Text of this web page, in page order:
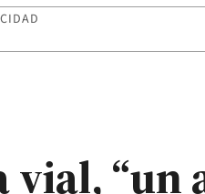
vial, “un